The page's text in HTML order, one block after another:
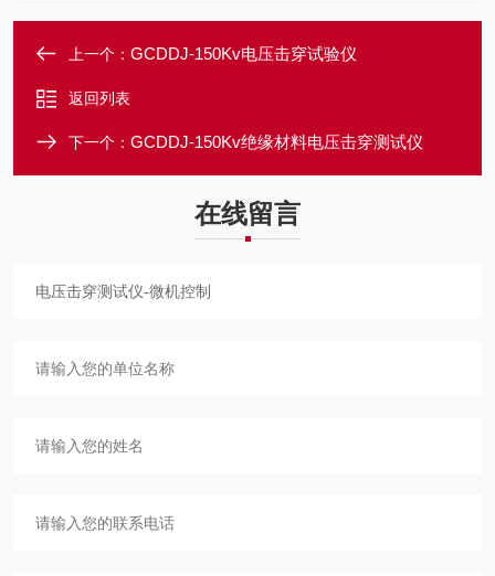
上一个： GCDDJ-150Kv电压击穿试验仪
返回列表
下一个： GCDDJ-150Kv绝缘材料电压击穿测试仪
在线留言